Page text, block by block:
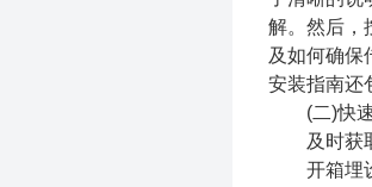
解。然后，
及如何确保
安装指南还
(二)快速
及时获取
开箱埋设